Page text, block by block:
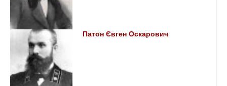
Патон Євген Оскарович